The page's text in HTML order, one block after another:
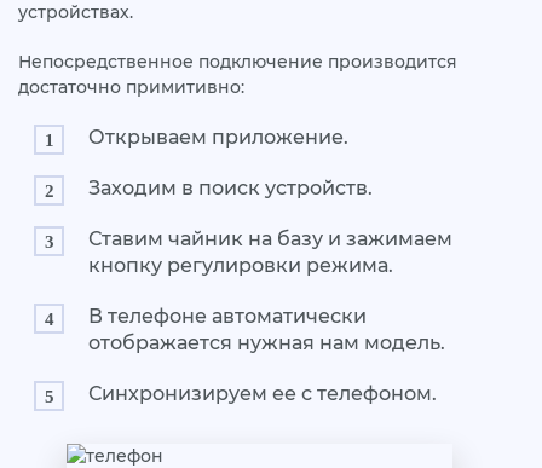
устройствах.
Непосредственное подключение производится
достаточно примитивно:
Открываем приложение.
Заходим в поиск устройств.
Ставим чайник на базу и зажимаем
кнопку регулировки режима.
В телефоне автоматически
отображается нужная нам модель.
Синхронизируем ее с телефоном.